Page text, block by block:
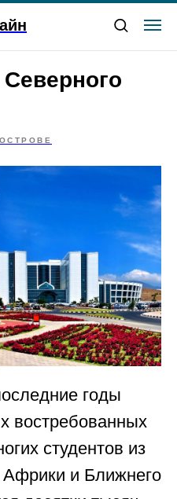
годы
востребованных
студентов из
и Ближнего